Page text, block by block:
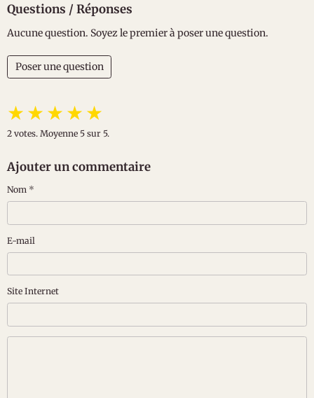
Questions / Réponses
Aucune question. Soyez le premier à poser une question.
Poser une question
★★★★★
2 votes. Moyenne 5 sur 5.
Ajouter un commentaire
Nom
E-mail
Site Internet